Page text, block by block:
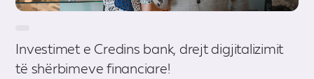
Investimet e Credins bank, drejt digjitalizimit
të shërbimeve financiare!